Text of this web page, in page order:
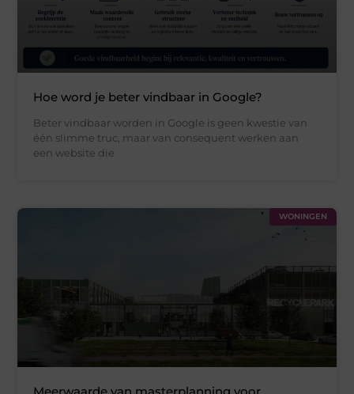
Hoe word je beter vindbaar in Google?
Beter vindbaar worden in Google is geen kwestie van
één slimme truc, maar van consequent werken aan
een website die
WONINGEN